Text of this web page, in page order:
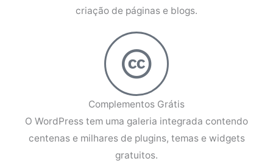
criação de páginas e blogs.
Complementos Grátis
O WordPress tem uma galeria integrada contendo
centenas e milhares de plugins, temas e widgets
gratuitos.